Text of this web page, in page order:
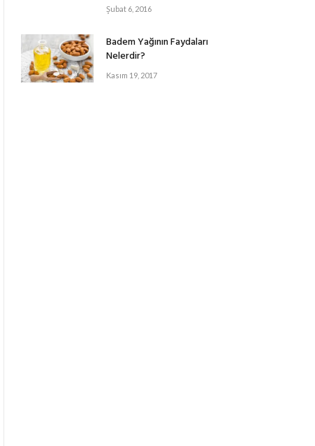
Şubat 6, 2016
Badem Yağının Faydaları
Nelerdir?
Kasım 19, 2017